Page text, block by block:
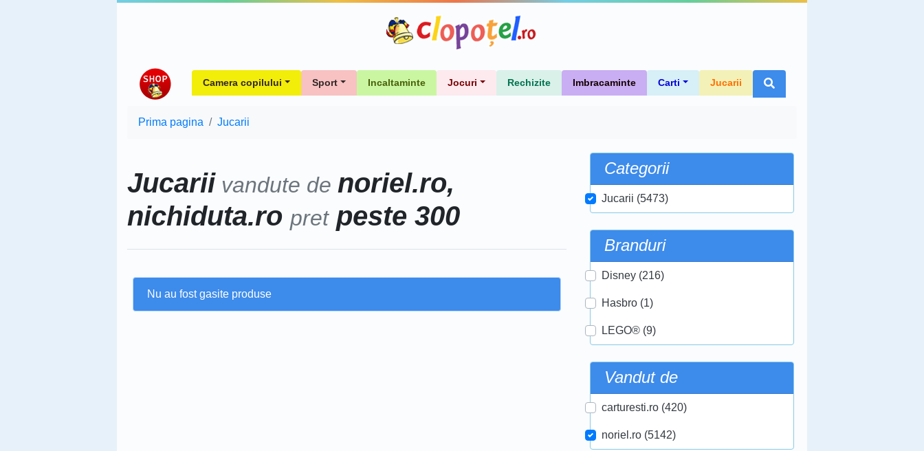
Camera copilului Sport Incaltaminte Jocuri Rechizite Imbracaminte Carti Jucarii
Prima pagina Jucarii
Jucarii vandute de noriel.ro,
nichiduta.ro pretpeste 300
Nu au fost gasite produse
Categorii
Jucarii (5473)
Branduri
Disney (216)
Hasbro (1)
LEGO® (9)
Vandut de
carturesti.ro (420)
noriel.ro (5142)